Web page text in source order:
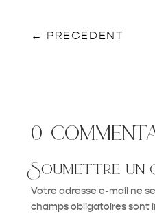
← PRECEDENT
0
Soumettre un
Votre adresse e-mail ne
champs obligatoires sont